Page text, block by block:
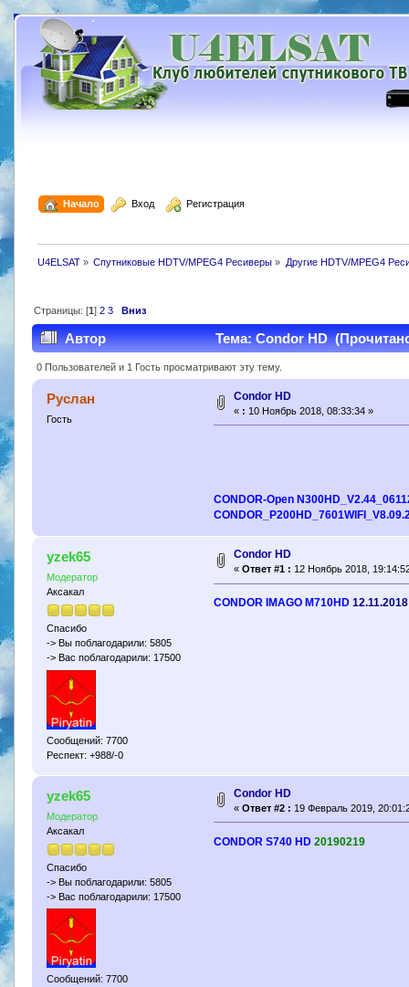
Начало Вход Регистрация
U4ELSAT» Спутниковые HDTV/MPEG4 Ресиверы » Другие HDTV/MPEG4
Страницы: [1] 2 3 Вниз
Автор Тема: Condor HD
0 Пользователей и 1 Гость просматривают эту тему.
Руслан
Гость
Condor HD
« : 10 Ноябрь 2018, 08:33:34 »
CONDOR-Open
yzek65
Модератор
Аксакал
Спасибо
-> Вы поблагодарили: 5805
-> Вас поблагодарили: 17500
Сообщений: 7700
Респект: +988/-0
Condor HD
« Ответ #1 : 12 Ноябрь 2018,
CONDOR IMAGO M710HD 12.11.2018
yzek65
Модератор
Аксакал
Спасибо
-> Вы поблагодарили: 5805
-> Вас поблагодарили: 17500
Сообщений: 7700
Condor HD
« Ответ #2 : 19 Февраль 2019,
CONDOR S740 HD 20190219